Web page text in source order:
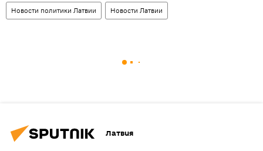
Новости политики Латвии Новости Латвии
Латвия